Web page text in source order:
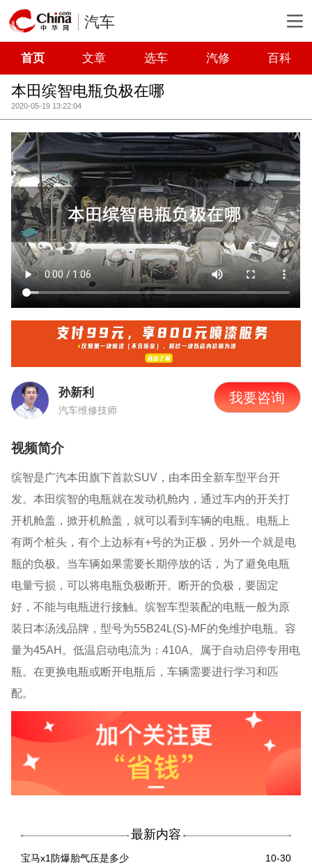
汽车
首页 文章 选车 汽修 百科
本田缤智电瓶负极在哪
2020-05-19 13:22:04
孙新利
汽车维修技师
我要咨询
视频简介
缤智是广汽本田旗下首款SUV，由本田全新车型平台开
发。本田缤智的电瓶就在发动机舱内，通过车内的开关打
开机舱盖，掀开机舱盖，就可以看到车辆的电瓶。电瓶上
有两个桩头，有个上边标有+号的为正极，另外一个就是电
瓶的负极。当车辆如果需要长期停放的话，为了避免电瓶
电量亏损，可以将电瓶负极断开。断开的负极，要固定
好，不能与电瓶进行接触。缤智车型装配的电瓶一般为原
装日本汤浅品牌，型号为55B24L(S)-MF的免维护电瓶。容
量为45AH。低温启动电流为：410A。属于自动启停专用电
瓶。在更换电瓶或断开电瓶后，车辆需要进行学习和匹
配。
最新内容
宝马x1防爆胎气压是多少
10-30